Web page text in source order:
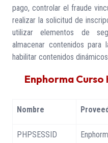
pago, controlar el fraude
realizar la solicitud de
utilizar elementos de
almacenar contenidos
habilitar contenidos
Enphorma
Nombre
PHPSESSID